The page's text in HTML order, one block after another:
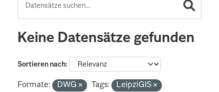
Keine Datensätze gefunden
Sortieren nach
Formate: DWG Tags:
LeipziGIS